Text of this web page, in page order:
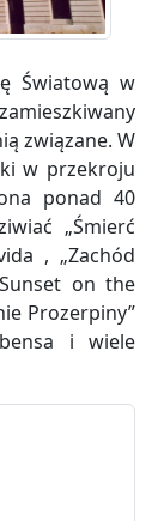
Światową w
związane. W
w przekroju
ponad 40
„Śmierć
, „Zachód
on the
Prozerpiny”
i wiele